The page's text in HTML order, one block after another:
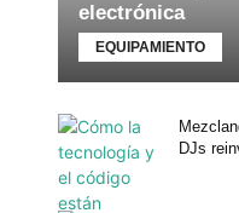
electrónica
EQUIPAMIENTO
DJs